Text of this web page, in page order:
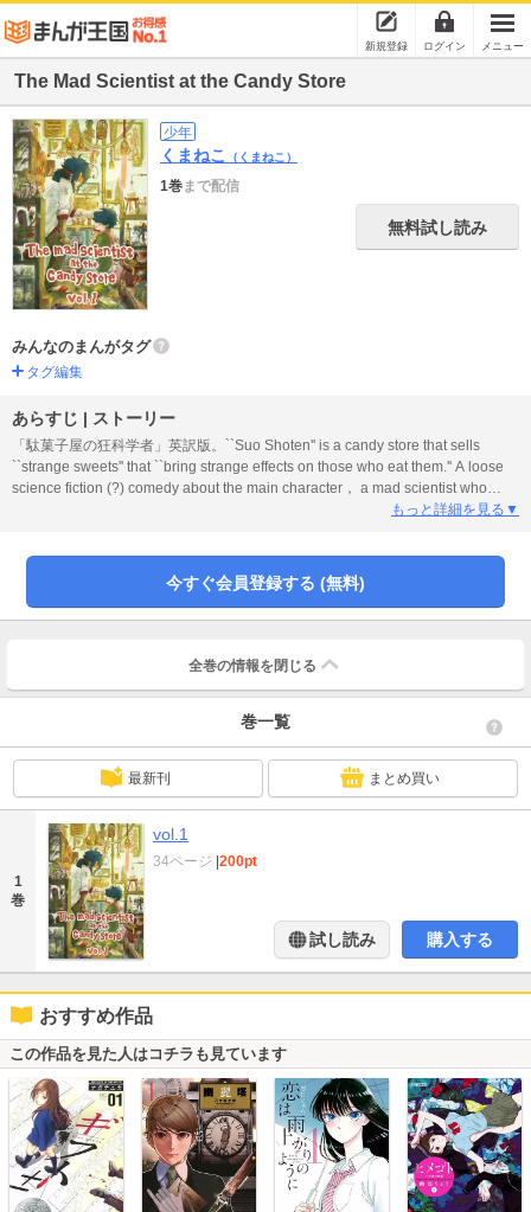
新規登録 ログイン メニュー
The Mad Scientist at the Candy Store
少年
くまねこ （くまねこ）
1巻まで配信
無料試し読み
みんなのまんがタグ
タグ編集
あらすじ | ストーリー
「駄菓子屋の狂科学者」英訳版。``Suo Shoten'' is a candy store that sells
``strange sweets'' that ``bring strange effects on those who eat them.'' A loose
science fiction (?) comedy about the main character， a mad scientist who
lives there， and his family! The main character， Ryunosuke Suo， creates
Ryoko， her husband Takashi， eldest son Ryuichi， and their uncle， a mad
scientist， run a candy store called ``Suo Shoten'' that has stood in a certain
shopping district for a long time. Ryunosuke's nephew Ryuji admires and
admires him. It depicts the daily life of such a family. Total 34 pages
もっと詳細を見る▼
今すぐ会員登録する (無料)
全巻の情報を 閉じる
巻一覧
最新刊 まとめ買い
1
巻
vol.1
34ページ 200pt
試し読み 購入する
おすすめ作品
この作品を見た人はコチラも見ています